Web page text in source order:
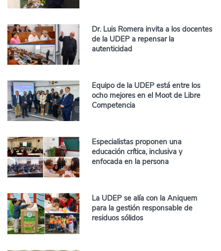
Dr. Luis Romera invita a los docentes
de la UDEP a repensar la
autenticidad
Equipo de la UDEP está entre los
ocho mejores en el Moot de Libre
Competencia
Especialistas proponen una
educación crítica, inclusiva y
enfocada en la persona
La UDEP se alía con la Aniquem
para la gestión responsable de
residuos sólidos